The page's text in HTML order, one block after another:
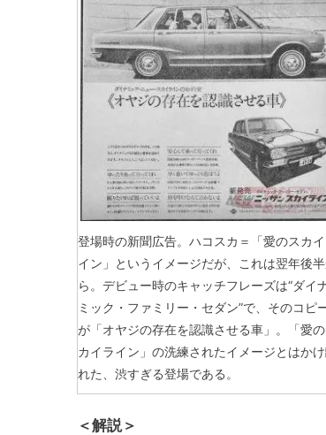
登場時の新聞広告。ハコスカ＝「愛のスカイ
イン」というイメージだが、これは翌年後
ら。デビュー時のキャッチフレーズは“ダイ
ミック・ファミリー・セダン”で、そのコピ
が「オヤジの存在を認識させる車」。「愛の
カイライン」の洗練されたイメージとはか
れた、渋すぎる登場である。
＜解説＞